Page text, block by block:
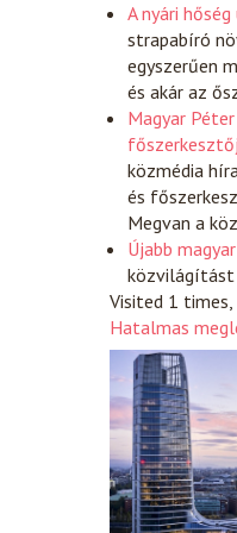
A nyári
strapabíró
egyszerűen
és akár az
Magyar
közmédia
és
Megvan a
Újabb
közvilágítást
Visited 1
Hatalmas